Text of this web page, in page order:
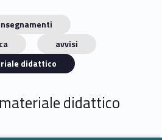
avvisi
didattico
didattico